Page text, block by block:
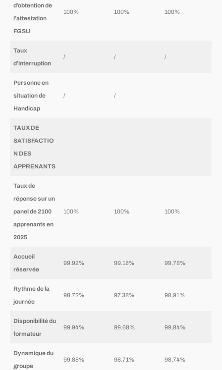
d’obtention de
l’attestation
FGSU
100% 100% 100%
Taux
d’interruption
/ / /
Personne en
situation de
Handicap
/ /
TAUX DE
SATISFACTIO
N DES
APPRENANTS
Taux de
réponse sur un
panel de 2100
apprenants en
2025
100% 100% 100%
Accueil
réservée
99.92% 99.18% 99,78%
Rythme de la
journée
98.72% 97.38% 98,91%
Disponibilité du
formateur
99.94% 99.68% 99,84%
Dynamique du
groupe
99.88% 98.71% 98,74%